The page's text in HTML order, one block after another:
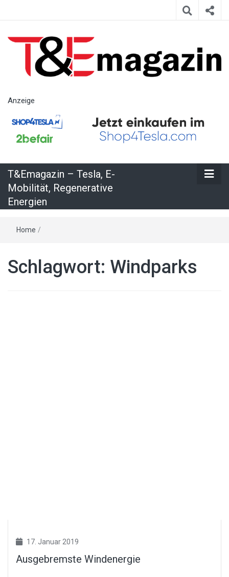
– Tesla, E-
Regenerative
Energien
Anzeige
T&Emagazin – Tesla, E-
Mobilität, Regenerative
Energien
Home /
Schlagwort: Windparks
17. Januar 2019
Ausgebremste Windenergie